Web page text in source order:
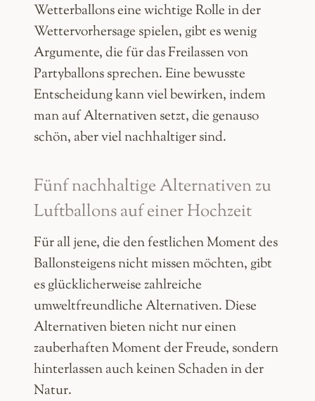
Wetterballons eine wichtige Rolle in der
Wettervorhersage spielen, gibt es wenig
Argumente, die für das Freilassen von
Partyballons sprechen. Eine bewusste
Entscheidung kann viel bewirken, indem
man auf Alternativen setzt, die genauso
schön, aber viel nachhaltiger sind.
Fünf nachhaltige Alternativen zu
Luftballons auf einer Hochzeit
Für all jene, die den festlichen Moment des
Ballonsteigens nicht missen möchten, gibt
es glücklicherweise zahlreiche
umweltfreundliche Alternativen. Diese
Alternativen bieten nicht nur einen
zauberhaften Moment der Freude, sondern
hinterlassen auch keinen Schaden in der
Natur.